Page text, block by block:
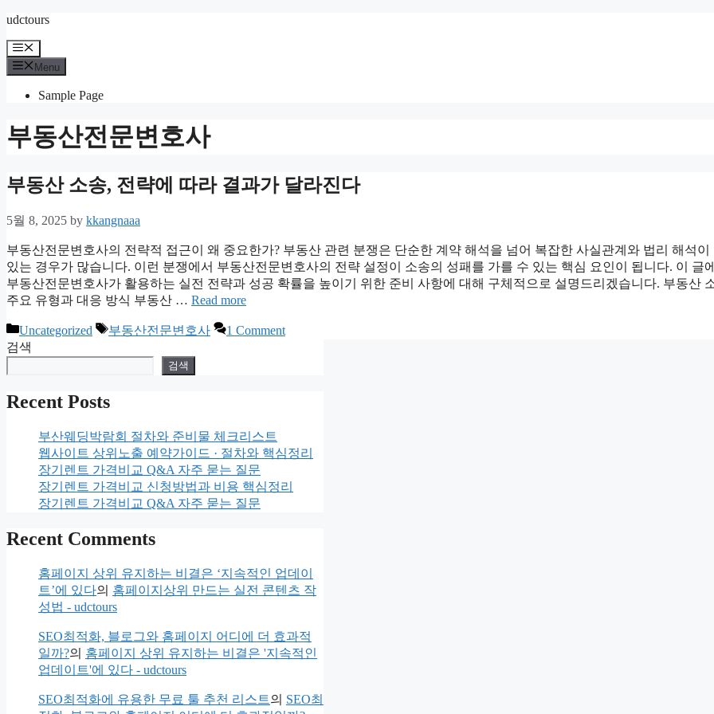
Skip
content
udctours
Menu
Menu
Sample Page
부동산전문변호사
부동산 소송, 전략에 따라 결과가 달라진다
5월 8, 2025 by kkangnaaa
부동산전문변호사의 전략적 접근이 왜 중요한가? 부동산 관련 분쟁은 단순한 계약 해석을 넘어 복잡한 사실관계와 법리 해석이
있는 경우가 많습니다. 이런 분쟁에서 부동산전문변호사의 전략 설정이 소송의 성패를 가를 수 있는 핵심 요인이 됩니다. 이 글
부동산전문변호사가 활용하는 실전 전략과 성공 확률을 높이기 위한 준비 사항에 대해 구체적으로 설명드리겠습니다. 부동산
주요 유형과 대응 방식 부동산 … Read more
Categories
Uncategorized Tags
부동산전문변호사
1 Comment
검색
검색
Recent Posts
부산웨딩박람회 절차와 준비물 체크리스트
웹사이트 상위노출 예약가이드 · 절차와 핵심정리
장기렌트 가격비교 Q&A 자주 묻는 질문
장기렌트 가격비교 신청방법과 비용 핵심정리
장기렌트 가격비교 Q&A 자주 묻는 질문
Recent Comments
홈페이지 상위 유지하는 비결은 ‘지속적인 업데이
트’에 있다의 홈페이지상위 만드는 실전 콘텐츠 작
성법 - udctours
SEO최적화, 블로그와 홈페이지 어디에 더 효과적
일까?의 홈페이지 상위 유지하는 비결은 '지속적인
업데이트'에 있다 - udctours
SEO최적화에 유용한 무료 툴 추천 리스트의 SEO최